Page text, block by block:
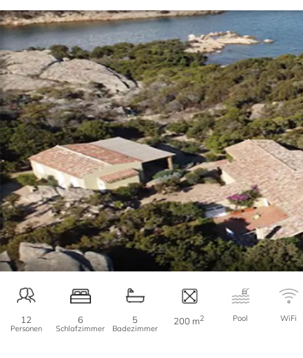
12
Personen
6
Schlafzimmer
5
Badezimmer
200 m2 Pool WiFi